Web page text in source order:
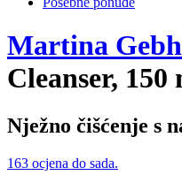
Martina
Cleanser, 150
Nježno čišćenje s
163 ocjena do sada.